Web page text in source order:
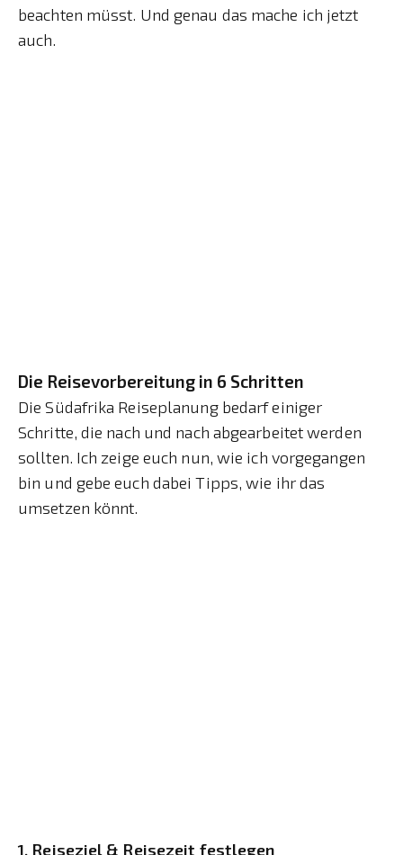
beachten müsst. Und genau das mache ich jetzt
auch.
Die Reisevorbereitung in 6 Schritten
Die Südafrika Reiseplanung bedarf einiger
Schritte, die nach und nach abgearbeitet werden
sollten. Ich zeige euch nun, wie ich vorgegangen
bin und gebe euch dabei Tipps, wie ihr das
umsetzen könnt.
1. Reiseziel & Reisezeit festlegen